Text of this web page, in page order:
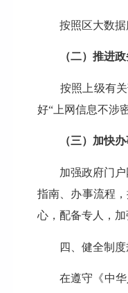
按照区大数据服
（二）推进
按照上级有关部
好“上网信息不涉
（三）加快
加强政府门户网
指南、办事流程
心，配备专人，
四、健全制度
在遵守《中华人